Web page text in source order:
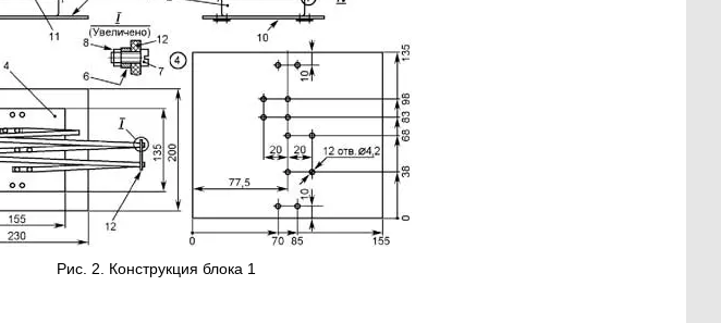
Рис. 2. Конструкция блока 1